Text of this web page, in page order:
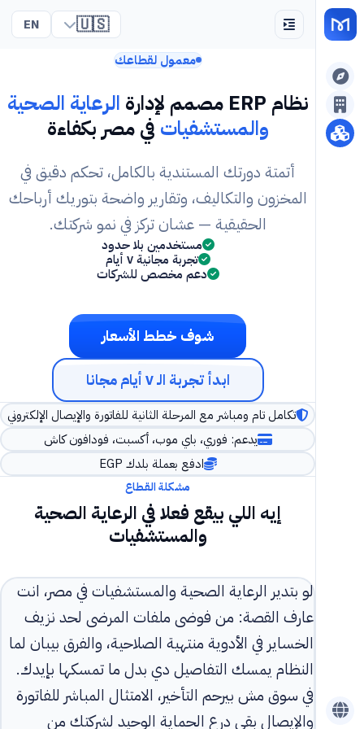
🇺🇸
EN
معمول لقطاعك
نظام ERP مصمم لإدارة
الرعاية الصحية
والمستشفيات في مصر بكفاءة
أتمتة دورتك المستندية بالكامل، تحكم دقيق في
المخزون والتكاليف، وتقارير واضحة بتوريك أرباحك
الحقيقية — عشان تركز في نمو شركتك.
مستخدمين بلا حدود
تجربة مجانية ٧ أيام
دعم مخصص للشركات
شوف خطط الأسعار
ابدأ تجربة الـ ٧ أيام مجانا
تكامل تام ومباشر مع المرحلة الثانية للفاتورة والإيصال الإلكتروني
يدعم: فوري، باي موب، أكسبت، فودافون كاش
ادفع بعملة بلدك EGP
مشكلة القطاع
إيه اللي بيقع فعلا في الرعاية الصحية
والمستشفيات
لو بتدير الرعاية الصحية والمستشفيات في مصر، انت
عارف القصة: من فوضى ملفات المرضى لحد نزيف
الخساير في الأدوية منتهية الصلاحية، والفرق بيبان لما
النظام يمسك التفاصيل دي بدل ما تمسكها بإيدك.
في سوق مش بيرحم التأخير، الامتثال المباشر للفاتورة
والإيصال بقى درع الحماية الوحيد لشركتك من